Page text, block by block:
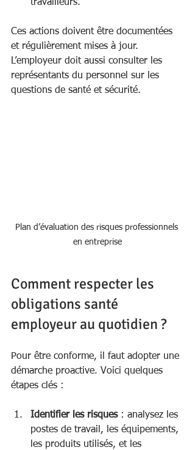
travailleurs.
Ces actions doivent être documentées
et régulièrement mises à jour.
L’employeur doit aussi consulter les
représentants du personnel sur les
questions de santé et sécurité.
Plan d’évaluation des risques professionnels
en entreprise
Comment respecter les
obligations santé
employeur au quotidien ?
Pour être conforme, il faut adopter une
démarche proactive. Voici quelques
étapes clés :
Identifier les risques : analysez les
postes de travail, les équipements,
les produits utilisés, et les